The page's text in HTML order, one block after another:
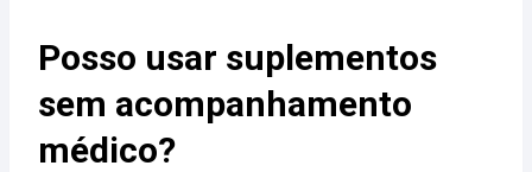
Posso usar suplementos
sem acompanhamento
médico?